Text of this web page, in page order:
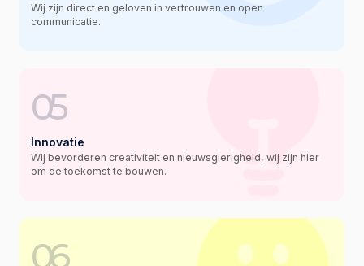
Wij zijn direct en geloven in vertrouwen en open
communicatie.
05
Innovatie
Wij bevorderen creativiteit en nieuwsgierigheid, wij zijn hier
om de toekomst te bouwen.
06